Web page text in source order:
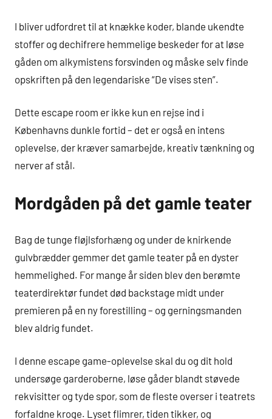
I bliver udfordret til at knække koder, blande ukendte
stoffer og dechifrere hemmelige beskeder for at løse
gåden om alkymistens forsvinden og måske selv finde
opskriften på den legendariske “De vises sten”.
Dette escape room er ikke kun en rejse ind i
Københavns dunkle fortid – det er også en intens
oplevelse, der kræver samarbejde, kreativ tænkning og
nerver af stål.
Mordgåden på det gamle teater
Bag de tunge fløjlsforhæng og under de knirkende
gulvbrædder gemmer det gamle teater på en dyster
hemmelighed. For mange år siden blev den berømte
teaterdirektør fundet død backstage midt under
premieren på en ny forestilling – og gerningsmanden
blev aldrig fundet.
I denne escape game-oplevelse skal du og dit hold
undersøge garderoberne, løse gåder blandt støvede
rekvisitter og tyde spor, som de fleste overser i teatrets
forfaldne kroge. Lyset flimrer, tiden tikker, og